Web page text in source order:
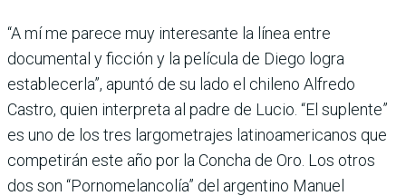
“A mí me parece muy interesante la línea entre
documental y ficción y la película de Diego logra
establecerla”, apuntó de su lado el chileno Alfredo
Castro, quien interpreta al padre de Lucio. “El suplente”
es uno de los tres largometrajes latinoamericanos que
competirán este año por la Concha de Oro. Los otros
dos son “Pornomelancolía” del argentino Manuel